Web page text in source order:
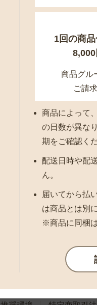
1回の商
8,000
商品グル
ご請
商品によって
の日数が異な
期をご確認く
配送日時や配
ん。
届いてから払
は商品とは別
※商品に同梱